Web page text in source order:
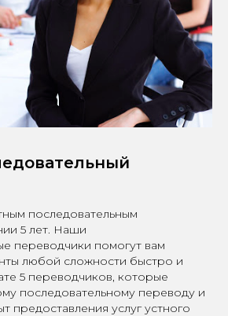
последовательным
5 лет. Наши
переводчики помогут вам
любой сложности быстро и
5 переводчиков, которые
последовательному переводу и
предоставления услуг устного